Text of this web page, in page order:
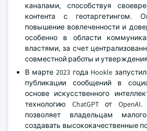
каналами, способствуя
контента с геотаргетингом.
повышение вовлеченности и
особенно в области
властями, за счет
совместной работы и
В марте 2023 года Hookle
публикации сообщений в
основе искусственного
технологию ChatGPT от
позволяет владельцам
создавать высококачественные